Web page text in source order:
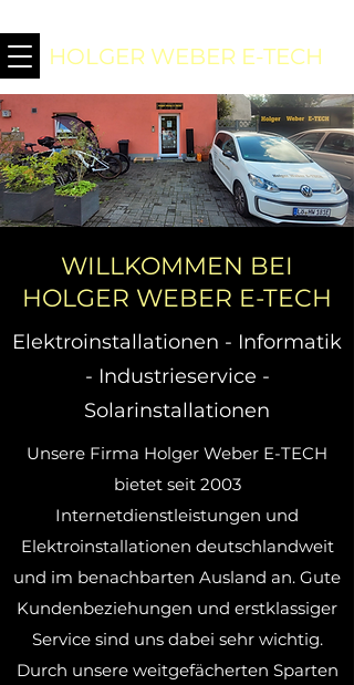
HOLGER WEBER E-TECH
WILLKOMMEN BEI
HOLGER WEBER E-TECH
Elektroinstallationen - Informatik
- Industrieservice -
Solarinstallationen
Unsere Firma Holger Weber E-TECH
bietet seit 2003
Internetdienstleistungen und
Elektroinstallationen deutschlandweit
und im benachbarten Ausland an. Gute
Kundenbeziehungen und erstklassiger
Service sind uns dabei sehr wichtig.
Durch unsere weitgefächerten Sparten